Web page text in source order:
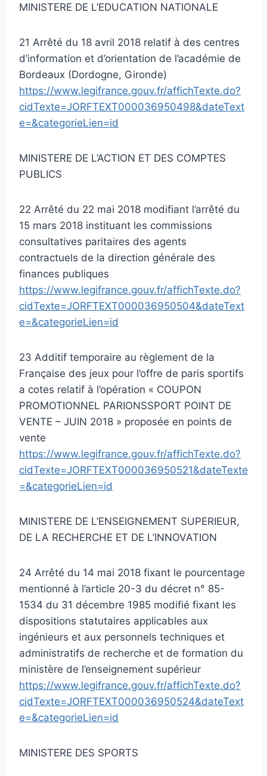
MINISTERE DE L’EDUCATION NATIONALE
21 Arrêté du 18 avril 2018 relatif à des centres
d’information et d’orientation de l’académie de
Bordeaux (Dordogne, Gironde)
https://www.legifrance.gouv.fr/affichTexte.do?
cidTexte=JORFTEXT000036950498&dateText
e=&categorieLien=id
MINISTERE DE L’ACTION ET DES COMPTES
PUBLICS
22 Arrêté du 22 mai 2018 modifiant l’arrêté du
15 mars 2018 instituant les commissions
consultatives paritaires des agents
contractuels de la direction générale des
finances publiques
https://www.legifrance.gouv.fr/affichTexte.do?
cidTexte=JORFTEXT000036950504&dateText
e=&categorieLien=id
23 Additif temporaire au règlement de la
Française des jeux pour l’offre de paris sportifs
a cotes relatif à l’opération « COUPON
PROMOTIONNEL PARIONSSPORT POINT DE
VENTE – JUIN 2018 » proposée en points de
vente
https://www.legifrance.gouv.fr/affichTexte.do?
cidTexte=JORFTEXT000036950521&dateTexte
=&categorieLien=id
MINISTERE DE L’ENSEIGNEMENT SUPERIEUR,
DE LA RECHERCHE ET DE L’INNOVATION
24 Arrêté du 14 mai 2018 fixant le pourcentage
mentionné à l’article 20-3 du décret n° 85-
1534 du 31 décembre 1985 modifié fixant les
dispositions statutaires applicables aux
ingénieurs et aux personnels techniques et
administratifs de recherche et de formation du
ministère de l’enseignement supérieur
https://www.legifrance.gouv.fr/affichTexte.do?
cidTexte=JORFTEXT000036950524&dateText
e=&categorieLien=id
MINISTERE DES SPORTS